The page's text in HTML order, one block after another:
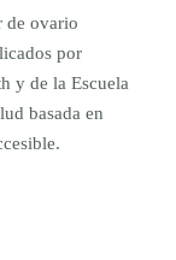
de ovario
por
y de la Escuela
basada en